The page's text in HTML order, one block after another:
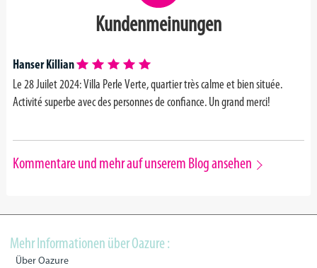
Kundenmeinungen
Hanser Killian
Le 28 Juilet 2024: Villa Perle Verte, quartier très calme et bien située.
Activité superbe avec des personnes de confiance. Un grand merci!
Kommentare und mehr auf unserem Blog ansehen
Mehr Informationen über Oazure :
Über Oazure